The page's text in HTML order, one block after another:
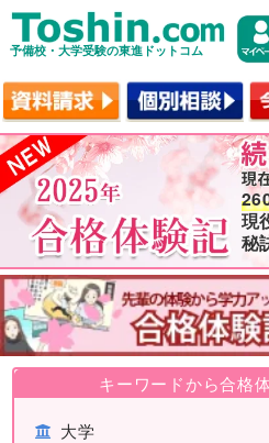
予備校・大学受験の東進ドットコム
現
秘
キーワードから合格
大学